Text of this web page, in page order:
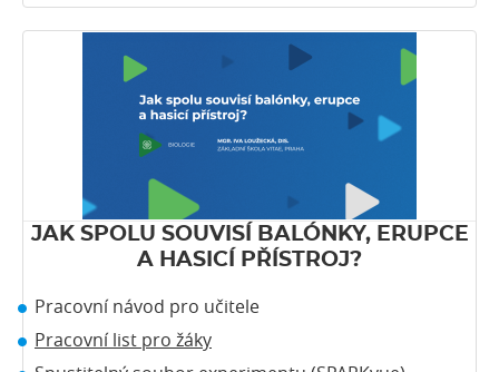
JAK SPOLU SOUVISÍ BALÓNKY, ERUPCE
A HASICÍ PŘÍSTROJ?
Pracovní návod pro učitele
Pracovní list pro žáky